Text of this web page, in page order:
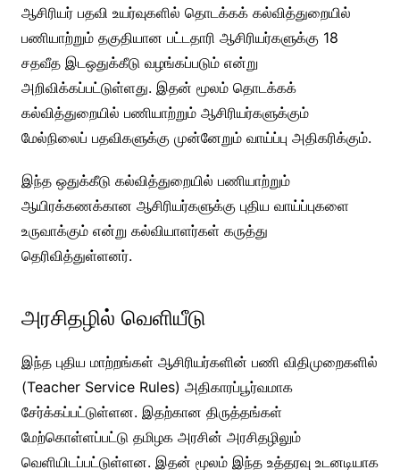
ஆசிரியர் பதவி உயர்வுகளில் தொடக்கக் கல்வித்துறையில்
பணியாற்றும் தகுதியான பட்டதாரி ஆசிரியர்களுக்கு 18
சதவீத இடஒதுக்கீடு வழங்கப்படும் என்று
அறிவிக்கப்பட்டுள்ளது. இதன் மூலம் தொடக்கக்
கல்வித்துறையில் பணியாற்றும் ஆசிரியர்களுக்கும்
மேல்நிலைப் பதவிகளுக்கு முன்னேறும் வாய்ப்பு அதிகரிக்கும்.
இந்த ஒதுக்கீடு கல்வித்துறையில் பணியாற்றும்
ஆயிரக்கணக்கான ஆசிரியர்களுக்கு புதிய வாய்ப்புகளை
உருவாக்கும் என்று கல்வியாளர்கள் கருத்து
தெரிவித்துள்ளனர்.
அரசிதழில் வெளியீடு
இந்த புதிய மாற்றங்கள் ஆசிரியர்களின் பணி விதிமுறைகளில்
(Teacher Service Rules) அதிகாரப்பூர்வமாக
சேர்க்கப்பட்டுள்ளன. இதற்கான திருத்தங்கள்
மேற்கொள்ளப்பட்டு தமிழக அரசின் அரசிதழிலும்
வெளியிடப்பட்டுள்ளன. இதன் மூலம் இந்த உத்தரவு உடனடியாக